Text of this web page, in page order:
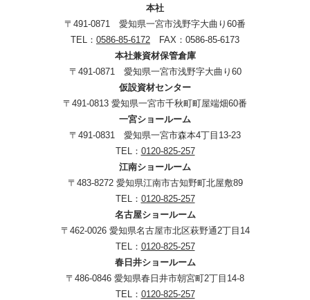
本社
〒491-0871 愛知県一宮市浅野字大曲り60番
TEL： 0586-85-6172 FAX：0586-85-6173
本社兼資材保管倉庫
〒491-0871 愛知県一宮市浅野字大曲り60
仮設資材センター
〒491-0813 愛知県一宮市千秋町町屋端畑60番
一宮ショールーム
〒491-0831 愛知県一宮市森本4丁目13-23
TEL： 0120-825-257
江南ショールーム
〒483-8272 愛知県江南市古知野町北屋敷89
TEL： 0120-825-257
名古屋ショールーム
〒462-0026 愛知県名古屋市北区萩野通2丁目14
TEL： 0120-825-257
春日井ショールーム
〒486-0846 愛知県春日井市朝宮町2丁目14-8
TEL： 0120-825-257